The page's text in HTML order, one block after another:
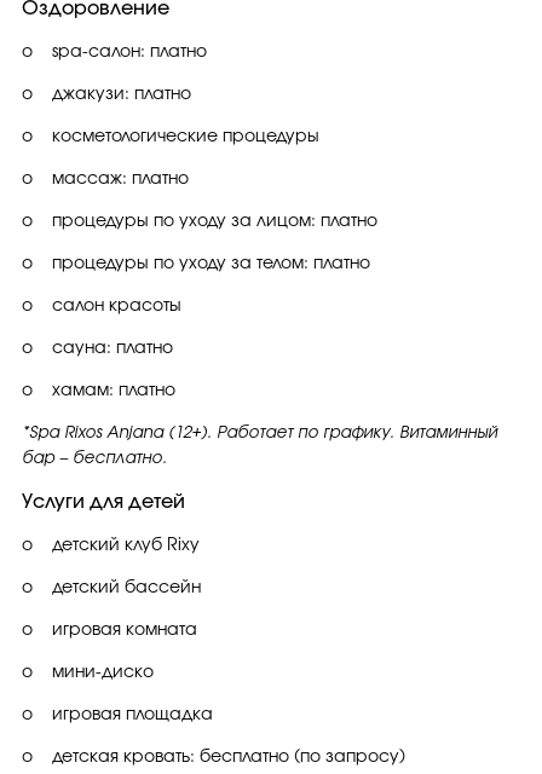
Оздоровление
o spa-салон: платно
o джакузи: платно
o косметологические процедуры
o массаж: платно
o процедуры по уходу за лицом: платно
o процедуры по уходу за телом: платно
o салон красоты
o сауна: платно
o хамам: платно
*Spa Rixos Anjana (12+). Работает по графику. Витаминный
бар – бесплатно.
Услуги для детей
o детский клуб Rixy
o детский бассейн
o игровая комната
o мини-диско
o игровая площадка
o детская кровать: бесплатно (по запросу)